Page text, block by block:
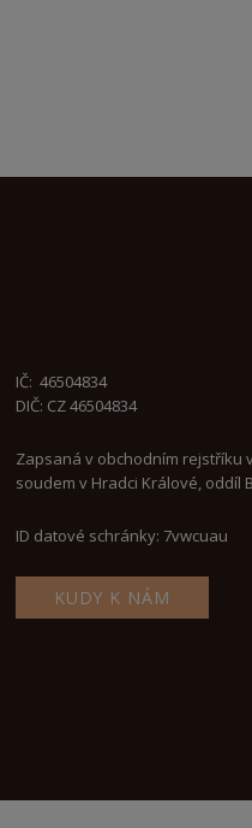
IČ: 46504834
DIČ: CZ 46504834
Zapsaná v obchodním rejstříku
soudem v Hradci Králové, oddíl
ID datové schránky: 7vwcuau
KUDY K NÁM